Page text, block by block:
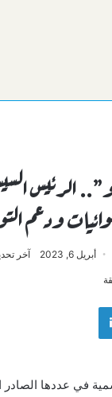
الرئيس
ودعم
أبريل 6, 2023 آخر
لينكدإن
في عددها الصادر